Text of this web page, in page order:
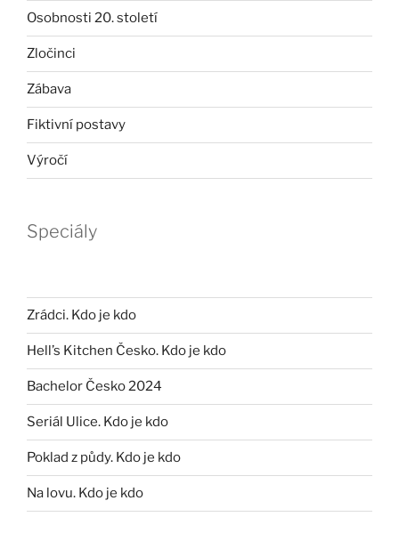
Osobnosti 20. století
Zločinci
Zábava
Fiktivní postavy
Výročí
Speciály
Zrádci. Kdo je kdo
Hell’s Kitchen Česko. Kdo je kdo
Bachelor Česko 2024
Seriál Ulice. Kdo je kdo
Poklad z půdy. Kdo je kdo
Na lovu. Kdo je kdo